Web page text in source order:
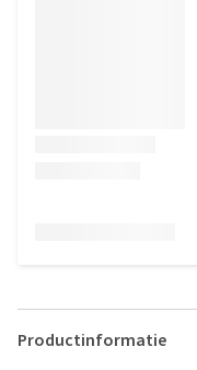
Productinformatie